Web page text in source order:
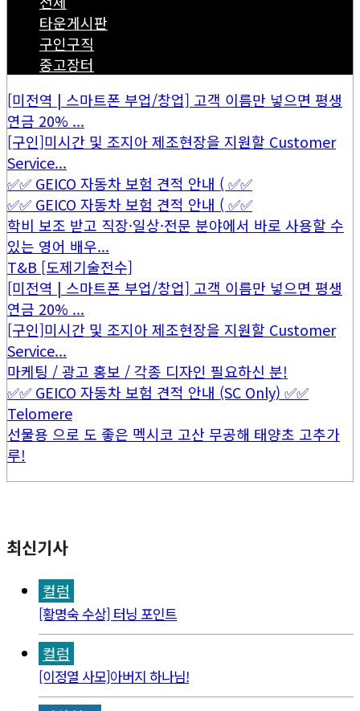
타운게시판
구인구직
중고장터
[미전역 | 스마트폰 부업/창업] 고객 이름만 넣으면 평생
연금 20% ...
[구인]미시간 및 조지아 제조현장을 지원할 Customer
Service...
✅✅ GEICO 자동차 보험 견적 안내 ( ✅✅
✅✅ GEICO 자동차 보험 견적 안내 ( ✅✅
학비 보조 받고 직장·일상·전문 분야에서 바로 사용할 수
있는 영어 배우...
T&B [도제기술전수]
[미전역 | 스마트폰 부업/창업] 고객 이름만 넣으면 평생
연금 20% ...
[구인]미시간 및 조지아 제조현장을 지원할 Customer
Service...
마케팅 / 광고 홍보 / 각종 디자인 필요하신 분!
✅✅ GEICO 자동차 보험 견적 안내 (SC Only) ✅✅
Telomere
선물용 으로 도 좋은 멕시코 고산 무공해 태양초 고추가
루!
최신기사
컬럼
[황명숙 수상] 터닝 포인트
컬럼
[이정열 사모]아버지 하나님!